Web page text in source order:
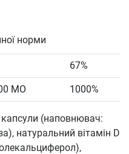
норми
67%
МО 1000%
капсули (наповнювач:
натуральний вітамін D